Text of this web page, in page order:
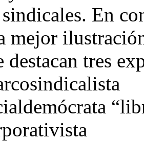
En
mejor
destacan tres